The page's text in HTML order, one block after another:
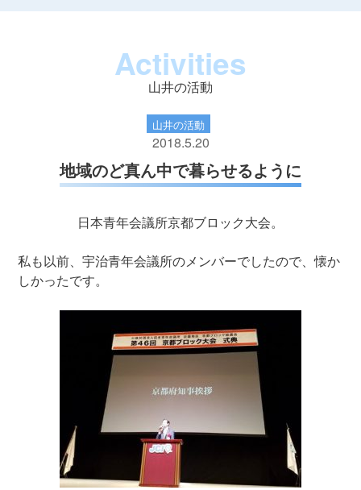
Activities
山井の活動
山井の活動
2018.5.20
地域のど真ん中で暮らせるように
日本青年会議所京都ブロック大会。
私も以前、宇治青年会議所のメンバーでしたので、懐か
しかったです。